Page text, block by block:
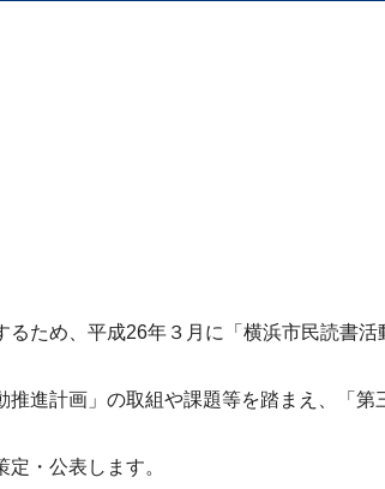
ため、平成26年３月に「横浜市民読書
進計画」の取組や課題等を踏まえ、「第
・公表します。